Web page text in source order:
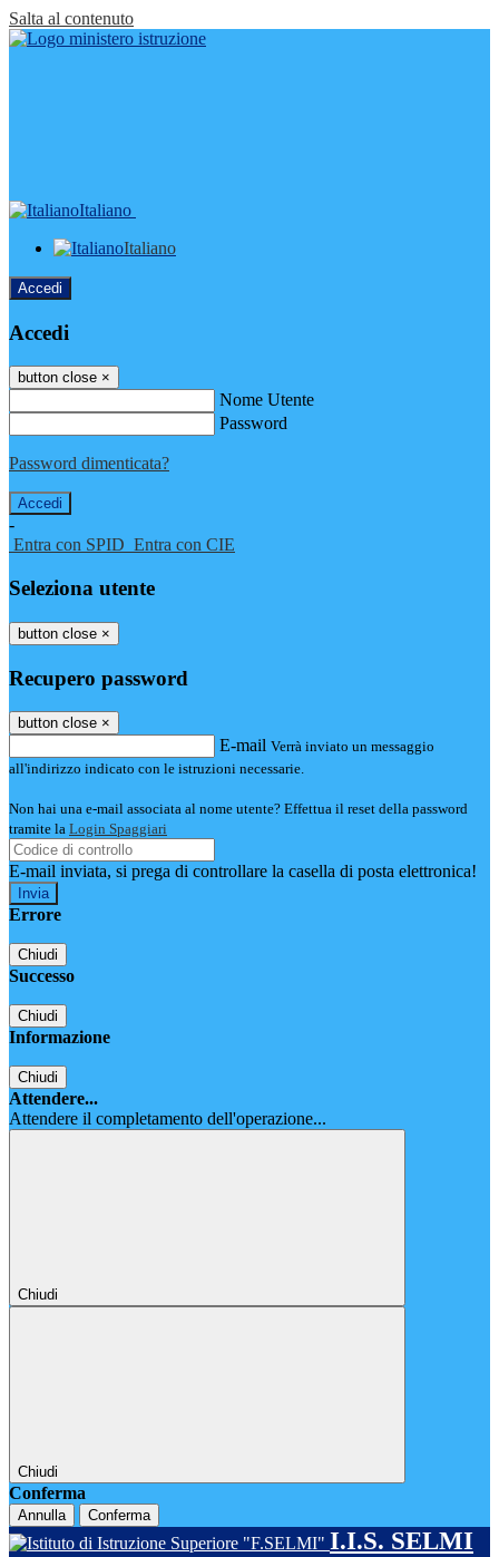
Salta al contenuto
Italiano
Italiano
Accedi
Accedi
button close ×
Nome Utente
Password
Password dimenticata?
-
Entra con SPID Entra con CIE
Seleziona utente
button close ×
Recupero password
button close ×
E-mail Verrà inviato un messaggio
all'indirizzo indicato con le istruzioni necessarie.
Non hai una e-mail associata al nome utente? Effettua il reset della password
tramite la Login Spaggiari
E-mail inviata, si prega di controllare la casella di posta elettronica!
Errore
Chiudi
Successo
Chiudi
Informazione
Chiudi
Attendere...
Attendere il completamento dell'operazione...
Chiudi
Chiudi
Conferma
Annulla Conferma
I.I.S. SELMI